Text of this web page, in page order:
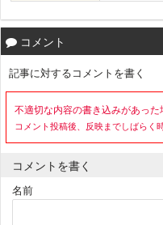
コメント
記事に対するコメントを書く
不適切な内容の書き込みがあった
コメント投稿後、反映までしばらく
コメントを書く
名前